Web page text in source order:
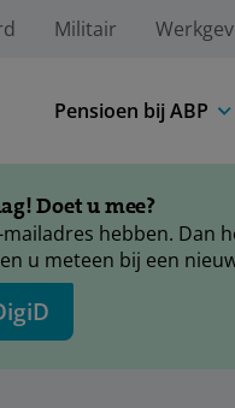
Militair
Pensioen bij ABP
Doet u mee?
mailadres hebben.
u meteen bij een